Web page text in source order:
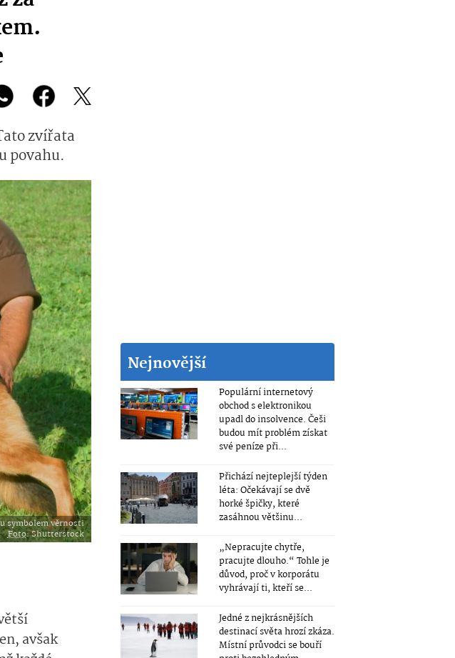
zvířata
povahu.
symbolem věrnosti
Foto: Shutterstock
avšak
Nejnovější
Populární internetový
obchod s elektronikou
upadl do insolvence. Češi
budou mít problém získat
své peníze při...
Přichází nejteplejší týden
léta: Očekávají se dvě
horké špičky, které
zasáhnou většinu...
„Nepracujte chytře,
pracujte dlouho.“ Tohle je
důvod, proč v korporátu
vyhrávají ti, kteří se...
Jedné z nejkrásnějších
destinací světa hrozí zkáza.
Místní průvodci se bouří